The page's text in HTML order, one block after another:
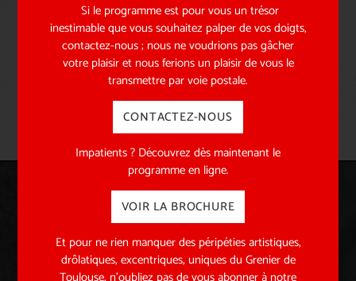
ENVOYER
Abonnez-vous à notre
newsletter !
Si le programme est pour vous un trésor
inestimable que vous souhaitez palper de vos doigts,
contactez-nous ; nous ne voudrions pas gâcher
votre plaisir et nous ferions un plaisir de vous le
transmettre par voie postale.
CONTACTEZ-NOUS
Impatients ? Découvrez dès maintenant le
programme en ligne.
VOIR LA BROCHURE
Et pour ne rien manquer des péripéties artistiques,
drôlatiques, excentriques, uniques du Grenier de